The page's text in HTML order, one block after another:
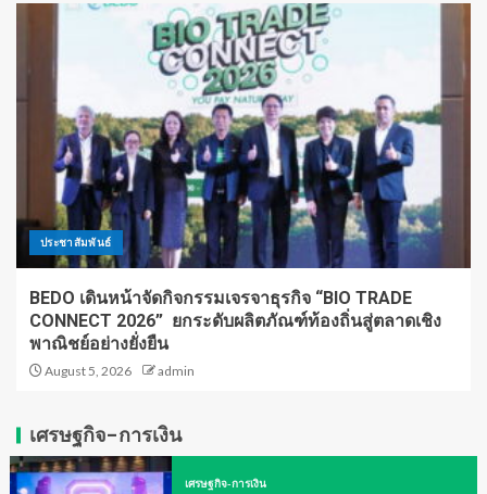
ประชาสัมพันธ์
BEDO เดินหน้าจัดกิจกรรมเจรจาธุรกิจ “BIO TRADE
CONNECT 2026” ยกระดับผลิตภัณฑ์ท้องถิ่นสู่ตลาดเชิง
พาณิชย์อย่างยั่งยืน
August 5, 2026 admin
เศรษฐกิจ-การเงิน
เศรษฐกิจ-การเงิน